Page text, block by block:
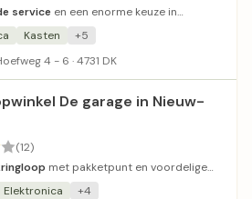
service en een enorme keuze in
witgoed.
Kasten
+5
4 - 6 · 4731 DK
De garage in Nieuw-
(12)
met pakketpunt en voordelige
Elektronica
+4